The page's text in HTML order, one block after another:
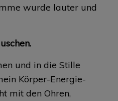
wurde lauter und
und in die Stille
Körper-Energie-
mit den Ohren,